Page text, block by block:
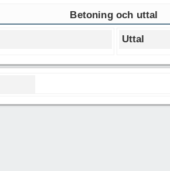
Betoning och uttal
Uttal